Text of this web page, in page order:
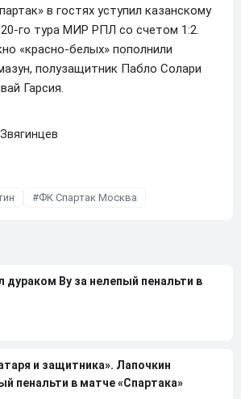
в гостях уступил казанскому
тура МИР РПЛ со счетом 1:2.
«красно-белых» пополнили
полузащитник Пабло Солари
Гарсия.
ФК Спартак Москва
дураком Ву за нелепый пенальти в
и защитника». Лапочкин
пенальти в матче «Спартака»